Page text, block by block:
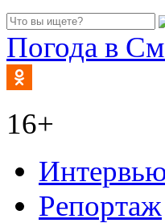
Погода в
16+
Репортаж